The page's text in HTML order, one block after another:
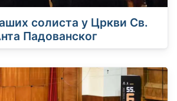
солиста у Цркви Св.
Падованског